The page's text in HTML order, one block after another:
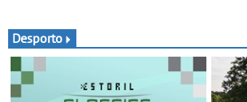
horizontal traz mais conforto
para os motoristas, menos
acidentes nas manobras e
máxima proteção contra furtos
2026
Desporto